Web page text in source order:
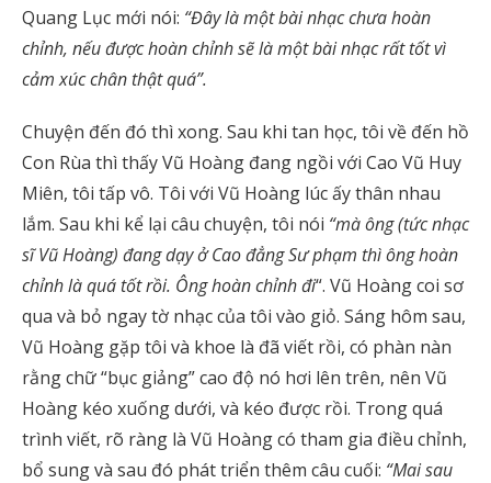
Quang Lục mới nói: “Đây là một bài nhạc chưa hoàn
chỉnh, nếu được hoàn chỉnh sẽ là một bài nhạc rất tốt vì
cảm xúc chân thật quá”.
Chuyện đến đó thì xong. Sau khi tan học, tôi về đến hồ
Con Rùa thì thấy Vũ Hoàng đang ngồi với Cao Vũ Huy
Miên, tôi tấp vô. Tôi với Vũ Hoàng lúc ấy thân nhau
lắm. Sau khi kể lại câu chuyện, tôi nói “mà ông (tức nhạc
sĩ Vũ Hoàng) đang dạy ở Cao đẳng Sư phạm thì ông hoàn
chỉnh là quá tốt rồi. Ông hoàn chỉnh đi“. Vũ Hoàng coi sơ
qua và bỏ ngay tờ nhạc của tôi vào giỏ. Sáng hôm sau,
Vũ Hoàng gặp tôi và khoe là đã viết rồi, có phàn nàn
rằng chữ “bục giảng” cao độ nó hơi lên trên, nên Vũ
Hoàng kéo xuống dưới, và kéo được rồi. Trong quá
trình viết, rõ ràng là Vũ Hoàng có tham gia điều chỉnh,
bổ sung và sau đó phát triển thêm câu cuối: “Mai sau